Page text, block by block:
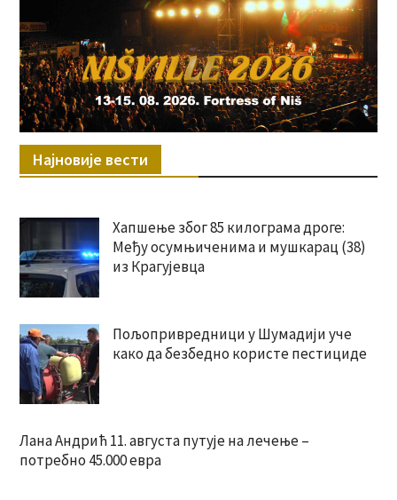
Најновије вести
Хапшење због 85 килограма дроге:
Међу осумњиченима и мушкарац (38)
из Крагујевца
Пољопривредници у Шумадији уче
како да безбедно користе пестициде
Лана Андрић 11. августа путује на лечење –
потребно 45.000 евра